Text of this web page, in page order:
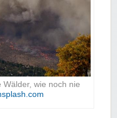
wie noch nie